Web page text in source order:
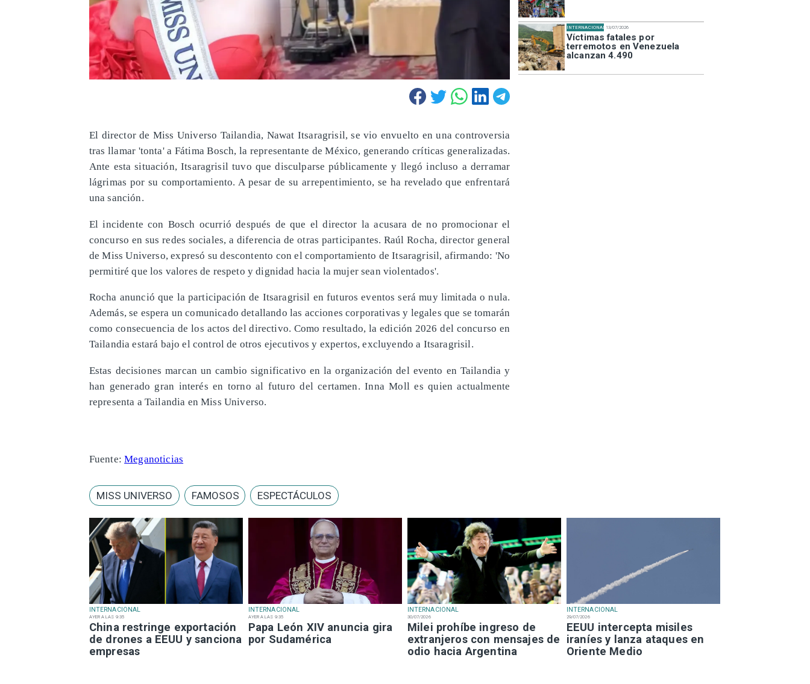
INTERNACIONAL
AYER A LAS 9:35
China restringe exportación
de drones a EEUU y sanciona
empresas
INTERNACIONAL
AYER A LAS 9:35
Papa León XIV anuncia gira
por Sudamérica
INTERNACIONAL
30/07/2026
Milei prohíbe ingreso de
extranjeros con mensajes de
odio hacia Argentina
INTERNACIONAL
29/07/2026
EEUU intercepta misiles
iraníes y lanza ataques en
Oriente Medio
13/07/2026
Víctimas fatales por
terremotos en Venezuela
alcanzan 4.490
INTERNACIONAL
El director de Miss Universo Tailandia, Nawat Itsaragrisil, se vio envuelto en una controversia
tras llamar 'tonta' a Fátima Bosch, la representante de México, generando críticas generalizadas.
Ante esta situación, Itsaragrisil tuvo que disculparse públicamente y llegó incluso a derramar
lágrimas por su comportamiento. A pesar de su arrepentimiento, se ha revelado que enfrentará
una sanción.
El incidente con Bosch ocurrió después de que el director la acusara de no promocionar el
concurso en sus redes sociales, a diferencia de otras participantes. Raúl Rocha, director general
de Miss Universo, expresó su descontento con el comportamiento de Itsaragrisil, afirmando: 'No
permitiré que los valores de respeto y dignidad hacia la mujer sean violentados'.
Rocha anunció que la participación de Itsaragrisil en futuros eventos será muy limitada o nula.
Además, se espera un comunicado detallando las acciones corporativas y legales que se tomarán
como consecuencia de los actos del directivo. Como resultado, la edición 2026 del concurso en
Tailandia estará bajo el control de otros ejecutivos y expertos, excluyendo a Itsaragrisil.
Estas decisiones marcan un cambio significativo en la organización del evento en Tailandia y
han generado gran interés en torno al futuro del certamen. Inna Moll es quien actualmente
representa a Tailandia en Miss Universo.
Fuente:Meganoticias
MISS UNIVERSO FAMOSOS ESPECTÁCULOS